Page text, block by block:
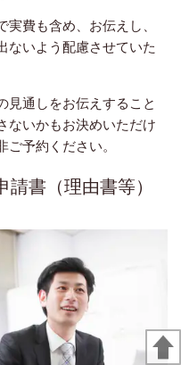
費も含め、お伝えし、
ないよう配慮させていた
見通しをお伝えすること
ないかもお決めいただけ
予約ください。
書（理由書等）